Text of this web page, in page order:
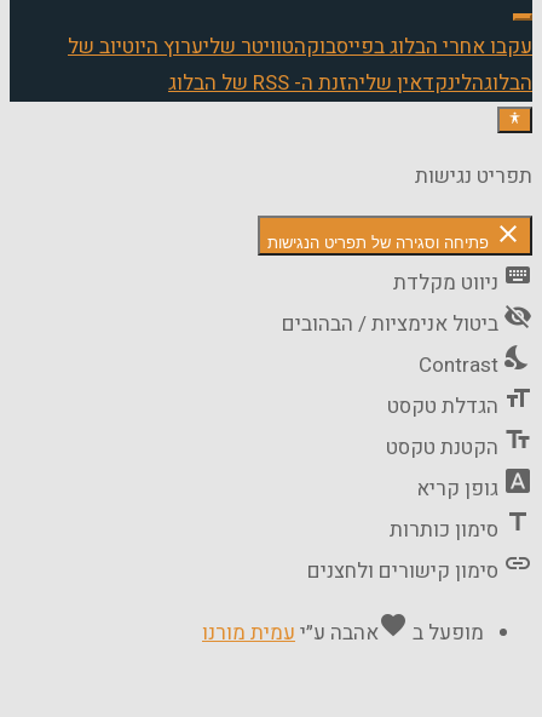
אחרי הבלוג בפייסבוקהטוויטר שליערוץ היוטיוב של
הלינקדאין שליהזנת ה- RSS של הבלוג
נגישות
פתיחה וסגירה של תפריט הנגישות
ניווט מקלדת
ביטול אנימציות / הבהובים
Contrast
הגדלת טקסט
הקטנת טקסט
גופן קריא
סימון כותרות
סימון קישורים ולחצנים
מופעל בfavorite אהבהע״י עמית מורנו